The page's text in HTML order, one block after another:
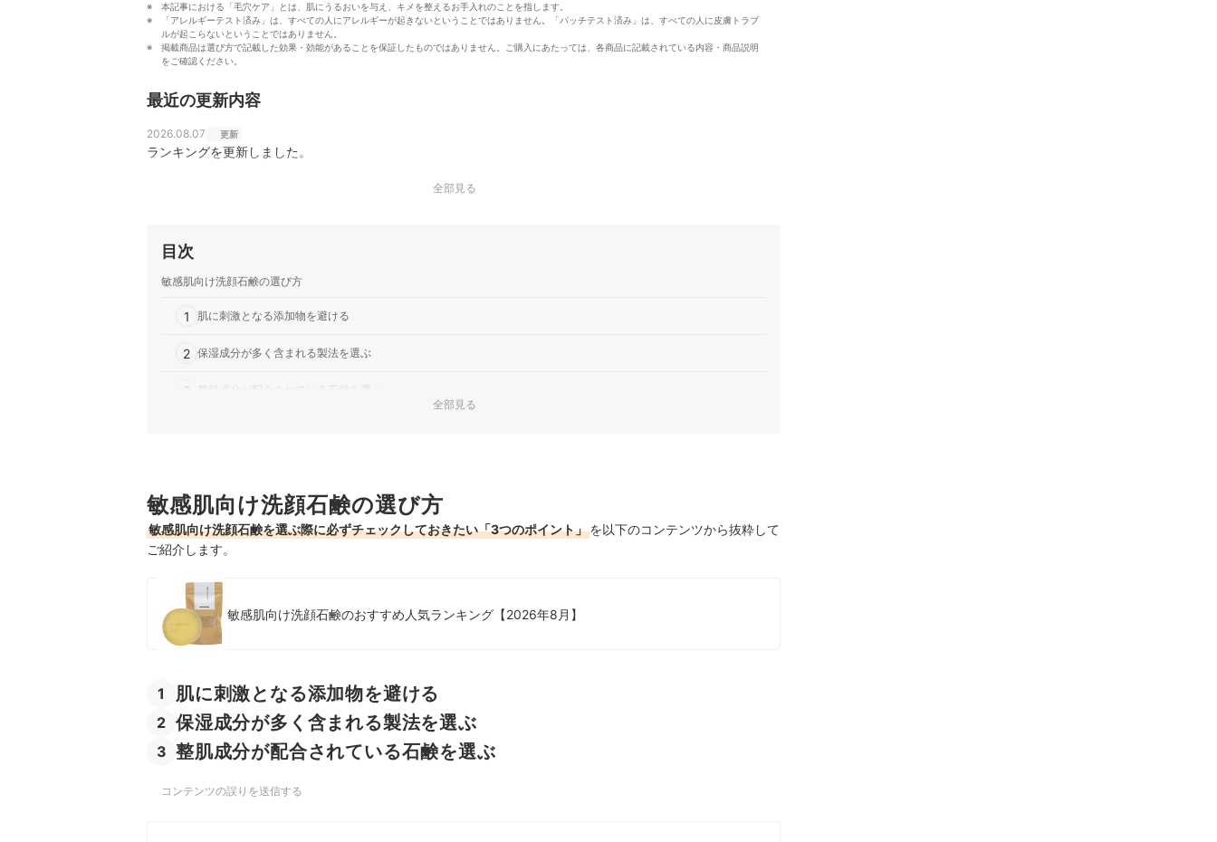
本記事における「毛穴ケア」とは、肌にうるおいを与え、キメを整えるお手入れのことを指します。
「アレルギーテスト済み」は、すべての人にアレルギーが起きないということではありません。「パッチテスト済み」は、すべての人に皮膚トラブ
ルが起こらないということではありません。
掲載商品は選び方で記載した効果・効能があることを保証したものではありません。ご購入にあたっては、各商品に記載されている内容・商品説明
をご確認ください。
最近の更新内容
2026.08.07 更新
ランキングを更新しました。
全部見る
目次
敏感肌向け洗顔石鹸の選び方
1 肌に刺激となる添加物を避ける
2 保湿成分が多く含まれる製法を選ぶ
3 整肌成分が配合されている石鹸を選ぶ
全部見る
敏感肌向け洗顔石鹸の選び方
敏感肌向け洗顔石鹸を選ぶ際に必ずチェックしておきたい「3つのポイント」を以下のコンテンツから抜粋して
ご紹介します。
敏感肌向け洗顔石鹸のおすすめ人気ランキング【2026年8月】
1 肌に刺激となる添加物を避ける
2 保湿成分が多く含まれる製法を選ぶ
3 整肌成分が配合されている石鹸を選ぶ
コンテンツの誤りを送信する